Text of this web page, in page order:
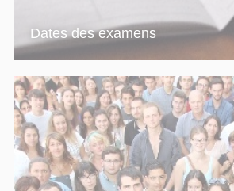
Dates des examens